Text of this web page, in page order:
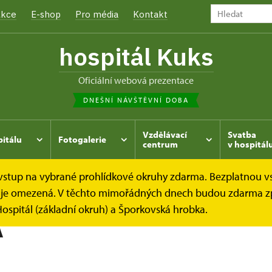
E-shop Pro média Kontakt
hospitál Kuks
oficiální webová prezentace
DNEŠNÍ NÁVŠTĚVNÍ DOBA
Fotogalerie
Vzdělávací
centrum
Svatba
v
na vybrané prohlídkové okruhy zdarma. Bezplatnou
omezená. V těchto mimořádných dnech budou zdarma
(základní okruh) a Šporkovská hrobka.
Kukský herbář - aneb co u nás roste... CUKETA